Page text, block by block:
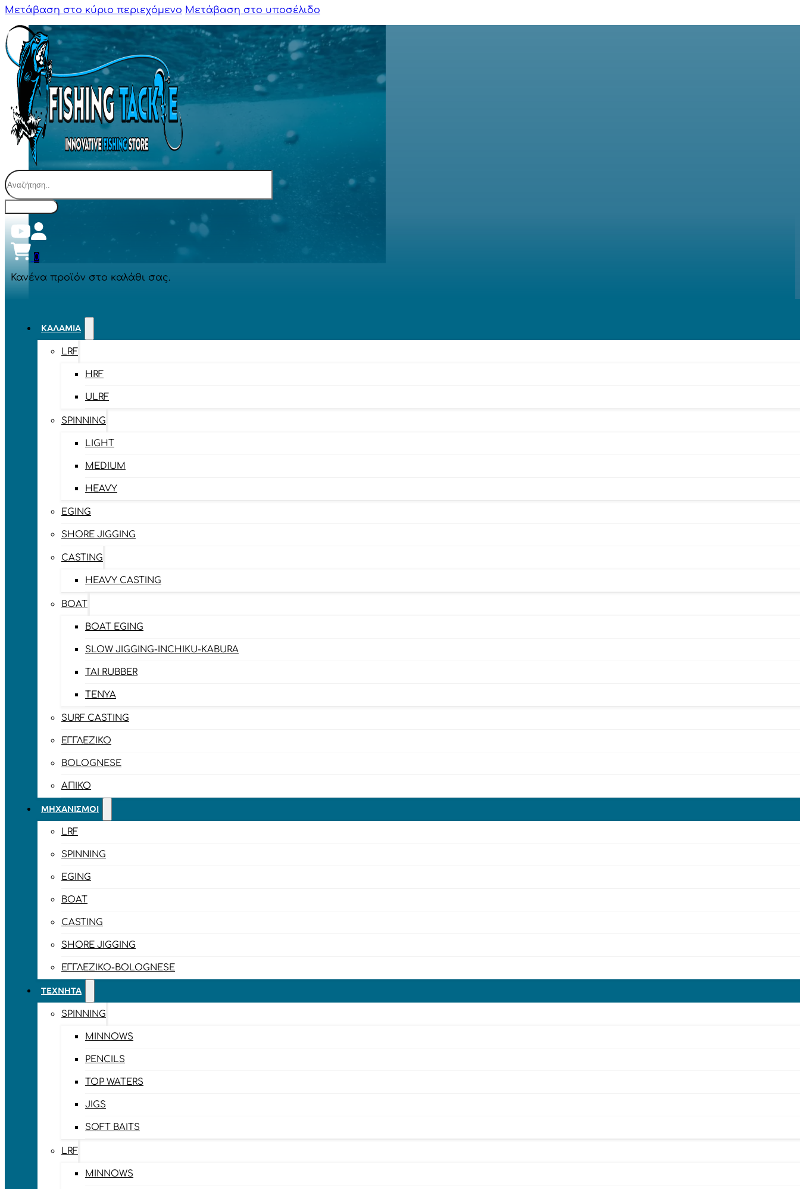
Μετάβαση στο κύριο περιεχόμενο Μετάβαση στο υποσέλιδο
Αναζήτηση
0
Κανένα προϊόν στο καλάθι σας.
ΚΑΛΆΜΙΑ
LRF
HRF
ULRF
SPINNING
LIGHT
MEDIUM
HEAVY
EGING
SHORE JIGGING
CASTING
HEAVY CASTING
BOAT
BOAT EGING
SLOW JIGGING-INCHIKU-KABURA
TAI RUBBER
TENYA
SURF CASTING
ΕΓΓΛΈΖΙΚΟ
BOLOGNESE
ΑΠΊΚΟ
ΜΗΧΑΝΙΣΜΟΊ
LRF
SPINNING
EGING
BOAT
CASTING
SHORE JIGGING
ΕΓΓΛΈΖΙΚΟ-BOLOGNESE
ΤΕΧΝΗΤΆ
SPINNING
MINNOWS
PENCILS
TOP WATERS
JIGS
SOFT BAITS
LRF
MINNOWS